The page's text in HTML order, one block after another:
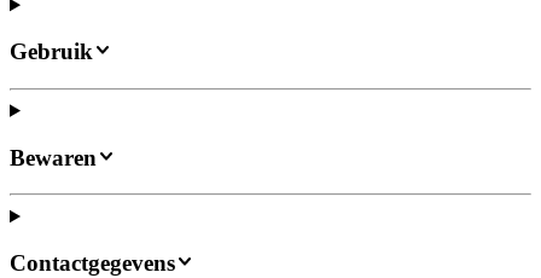
Gebruik
Bewaren
Contactgegevens